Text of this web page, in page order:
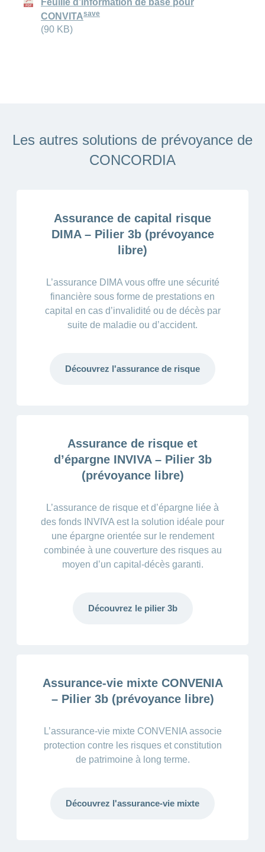
CONVITAsave
(90 KB)
Les autres solutions de prévoyance de
CONCORDIA
Assurance de capital risque
DIMA – Pilier 3b (prévoyance
libre)
L’assurance DIMA vous offre une sécurité
financière sous forme de prestations en
capital en cas d’invalidité ou de décès par
suite de maladie ou d’accident.
Découvrez l'assurance de risque
Assurance de risque et
d’épargne INVIVA – Pilier 3b
(prévoyance libre)
L’assurance de risque et d’épargne liée à
des fonds INVIVA est la solution idéale pour
une épargne orientée sur le rendement
combinée à une couverture des risques au
moyen d’un capital-décès garanti.
Découvrez le pilier 3b
Assurance-vie mixte CONVENIA
– Pilier 3b (prévoyance libre)
L’assurance-vie mixte CONVENIA associe
protection contre les risques et constitution
de patrimoine à long terme.
Découvrez l'assurance-vie mixte